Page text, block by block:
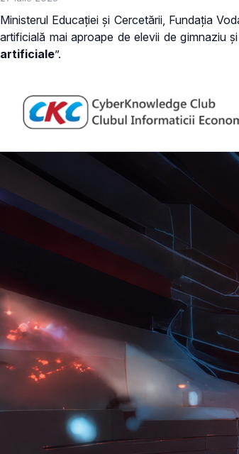
Ministerul Educației și Cercetării, Fundația
artificială mai aproape de elevii de gimnaziu
artificiale”.